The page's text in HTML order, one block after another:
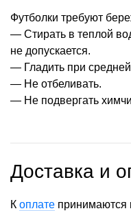
Футболки требуют
— Стирать в теплой
не допускается.
— Гладить при
— Не отбеливать.
— Не подвергать
Доставка и
К оплате принимаются